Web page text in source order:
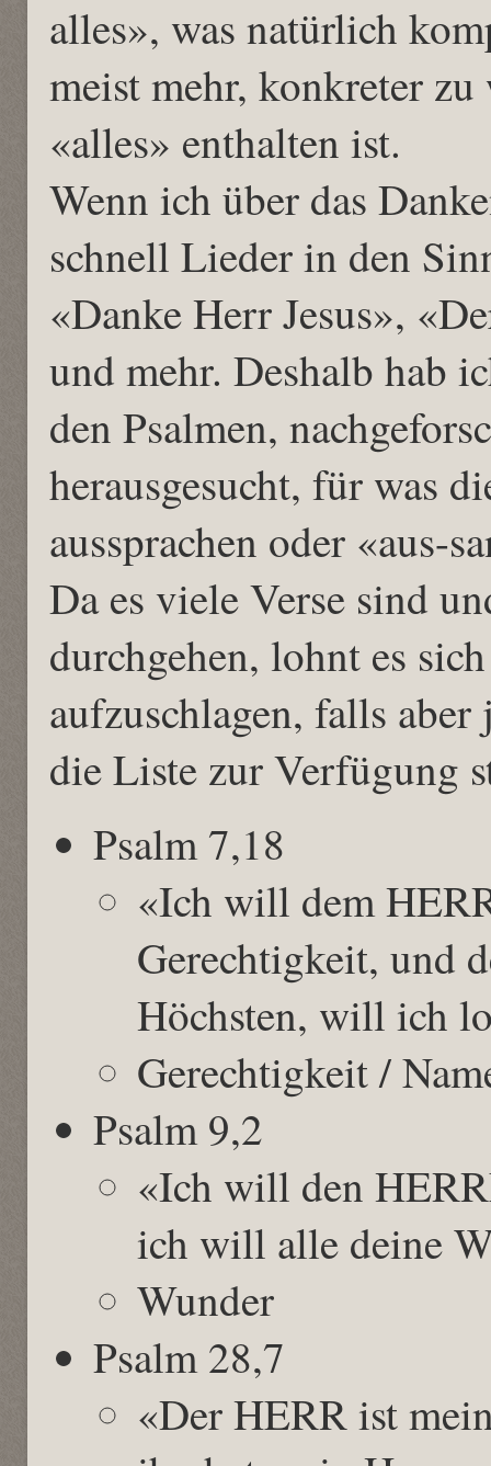
alles», was natürlich
meist mehr, konkreter
«alles» enthalten ist.
Wenn ich über das
schnell Lieder in den
«Danke Herr Jesus»,
und mehr. Deshalb hab
den Psalmen,
herausgesucht, für was
aussprachen oder «aus-
Da es viele Verse sind
durchgehen, lohnt es
aufzuschlagen, falls
die Liste zur Verfügung
Psalm 7,18
«Ich will dem
Gerechtigkeit, und
Höchsten, will ich
Gerechtigkeit /
Psalm 9,2
«Ich will den
ich will alle deine
Wunder
Psalm 28,7
«Der HERR ist